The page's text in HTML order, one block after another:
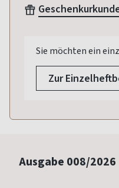
Sie möchten ein
Zur
Ausgabe 008/2026